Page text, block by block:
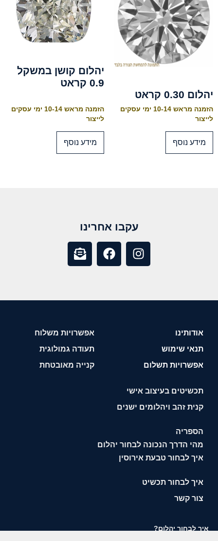
יהלום 0.30 קראט
הזמנה מראש 10-14 ימי עסקים
לייצור
מידע נוסף
יהלום קושן במשקל
0.9 קראט
הזמנה מראש 10-14 ימי עסקים
לייצור
מידע נוסף
עקבו אחרינו
אודותינו
תנאי שימוש
אפשרויות תשלום
אפשרויות משלוח
תעודה גמולוגית
קנייה מאובטחת
תכשיטים בעיצוב אישי
קנית זהב ויהלומים ישנים
הספריה
מהי הדרך הנכונה לבחור יהלום
איך לבחור טבעת אירוסין
איך לבחור תכשיט
צור קשר
איך לבחור יהלום?